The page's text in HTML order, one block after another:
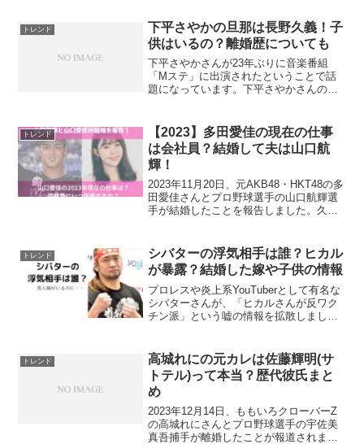
か・・？今回は、・どうして広末涼子さ
んが不倫を認めたのか？・...
トレンド
下平さやかの旦那は長野久義！子
供はいるの？離婚歴についても
下平さやかさんが23年ぶりに音楽番組
「Mステ」に出演されたということで話
題になっています。下平さやかさんの旦
那はプロ野球選手の長野久義さんです。
今回は、・下平さやかさん...
トレンド
【2023】多田愛佳の現在の仕事
は会社員？結婚して夫は山口航
輝！
2023年11月20日、元AKB48・HKT48の多
田愛佳さんとプロ野球選手の山口航輝選
手が結婚したことを報告しました。久し
もいるのではないのでしょうか？今回は
多田愛佳さ...
トレンド
シバターの浮気相手は誰？ヒカル
が暴露？結婚した嫁や子供の情報
プロレスや炎上系YouTuberとして有名な
シバターさんが、「ヒカルさんが反ワク
チン派」という嘘の情報を拡散しまし
開始し、「シバターの浮気相手をバラ
す」ということで話題...
トレンド
高城れにの元カレは佐藤輝明(サ
トテル)って本当？歴代彼氏まと
め
2023年12月14日、ももいろクローバーZ
の高城れにさんとプロ野球選手の宇佐美
真吾捕手が離婚したことが報道されまし